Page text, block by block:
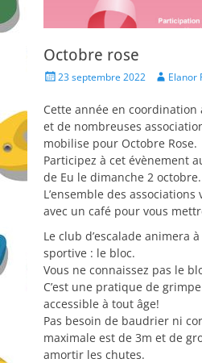
Octobre rose
Posted23 septembre 2022 AuthorElanor
Cette année en coordination
et de nombreuses
mobilise pour Octobre Rose.
Participez à cet évènement
de Eu le dimanche 2 octobre.
L’ensemble des
avec un café pour vous
Le club d’escalade animera
sportive : le bloc.
Vous ne connaissez pas le
C’est une pratique de
accessible à tout âge!
Pas besoin de baudrier ni
maximale est de 3m et de
amortir les chutes.